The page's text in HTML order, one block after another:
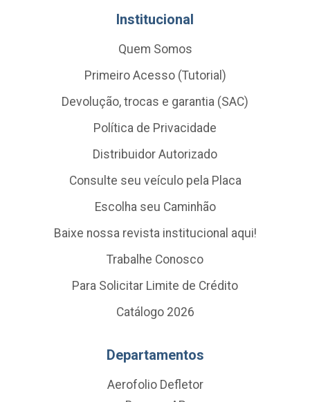
Institucional
Quem Somos
Primeiro Acesso (Tutorial)
Devolução, trocas e garantia (SAC)
Política de Privacidade
Distribuidor Autorizado
Consulte seu veículo pela Placa
Escolha seu Caminhão
Baixe nossa revista institucional aqui!
Trabalhe Conosco
Para Solicitar Limite de Crédito
Catálogo 2026
Departamentos
Aerofolio Defletor